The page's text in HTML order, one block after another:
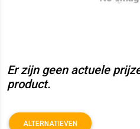
Er zijn geen actuele
product.
ALTERNATIEVEN